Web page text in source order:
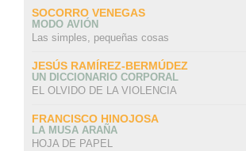
SOCORRO VENEGAS
MODO AVIÓN
Las simples, pequeñas cosas
JESÚS RAMÍREZ-BERMÚDEZ
UN DICCIONARIO CORPORAL
EL OLVIDO DE LA VIOLENCIA
FRANCISCO HINOJOSA
LA MUSA ARAÑA
HOJA DE PAPEL